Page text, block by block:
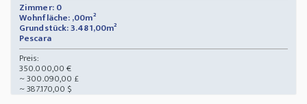
Zimmer: 0
Wohnfläche: ,00m²
Grundstück: 3.481,00m²
Pescara
Preis:
350.000,00 €
~ 300.090,00 £
~ 387.170,00 $